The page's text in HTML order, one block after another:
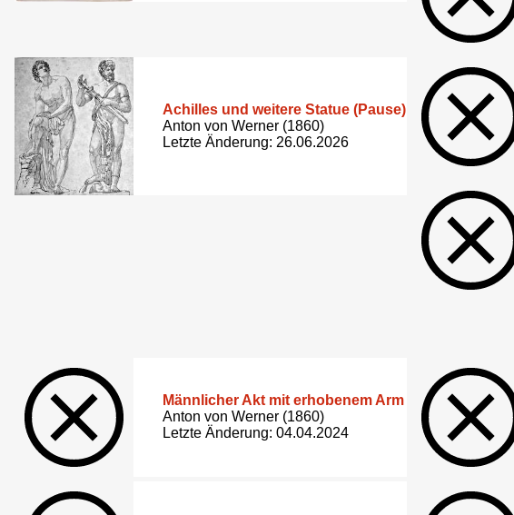
Achilles und weitere Statue (Pause)
Anton von Werner (1860)
Letzte Änderung: 26.06.2026
Männlicher Akt mit erhobenem Arm
Anton von Werner (1860)
Letzte Änderung: 04.04.2024